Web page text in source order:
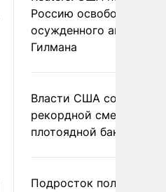
Россию освободить
осужденного
Гилмана
Власти США сообщили
рекордной смертности
плотоядной бактерии
Подросток получил